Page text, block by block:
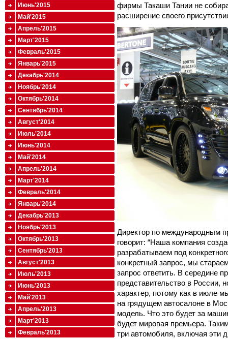
фирмы Такаши Тании не
расширение своего
Директор по международным
говорит: “Наша компания
разрабатываем под
конкретный запрос, мы
запрос ответить. В середине
представительство в России,
характер, потому как в июле
на грядущем автосалоне в
модель. Что это будет за
будет мировая премьера.
три автомобиля, включая эти
Июнь'2015
Май'2015
Апрель'2015
Март'2015
Февраль'2015
Январь'2015
Декабрь'2014
Ноябрь'2014
Октябрь'2014
Сентябрь'2014
Август'2014
Июль'2014
Июнь'2014
Май'2014
Апрель'2014
Март'2014
Февраль'2014
Январь'2014
Декабрь'2013
Ноябрь'2013
Октябрь'2013
Сентябрь'2013
Август'2013
Июль'2013
Июнь'2013
Май'2013
Апрель'2013
Март'2013
Февраль'2013